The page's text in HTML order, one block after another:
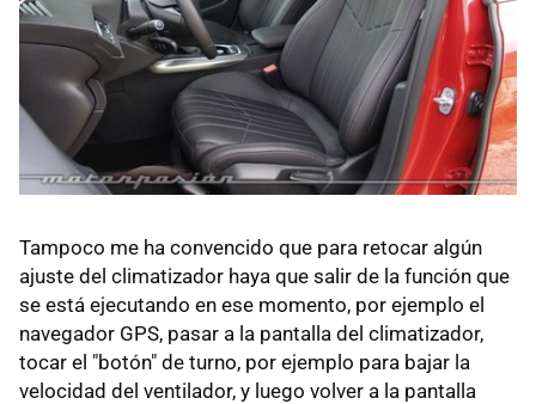
Tampoco me ha convencido que para retocar algún
ajuste del climatizador haya que salir de la función que
se está ejecutando en ese momento, por ejemplo el
navegador GPS, pasar a la pantalla del climatizador,
tocar el "botón" de turno, por ejemplo para bajar la
velocidad del ventilador, y luego volver a la pantalla